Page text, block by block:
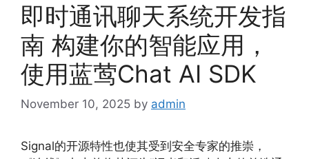
即时通讯聊天系统开发指
南 构建你的智能应用，
使用蓝莺Chat AI SDK
November 10, 2025 by admin
Signal的开源特性也使其受到安全专家的推崇，